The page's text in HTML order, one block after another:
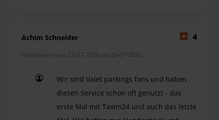
Achim Schneider 4
Geparkeerd van 23-07-2026 tot 26-07-2026
Wir sind Valet parkings fans und haben
diesen Service schon oft genutzt - das
erste Mal mit Taxim24 und auch das letzte